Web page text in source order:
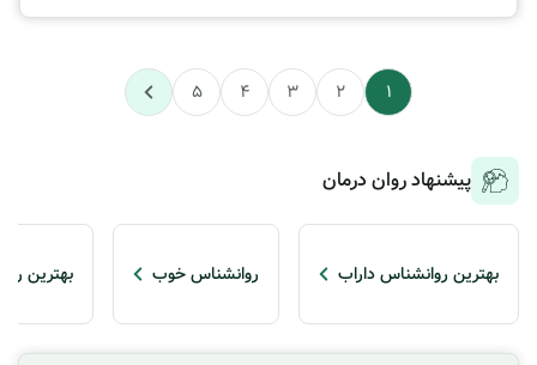
1
2
3
4
5
پیشنهاد روان درمان
بهترین روانشناس داراب روانشناس خوب بهترین